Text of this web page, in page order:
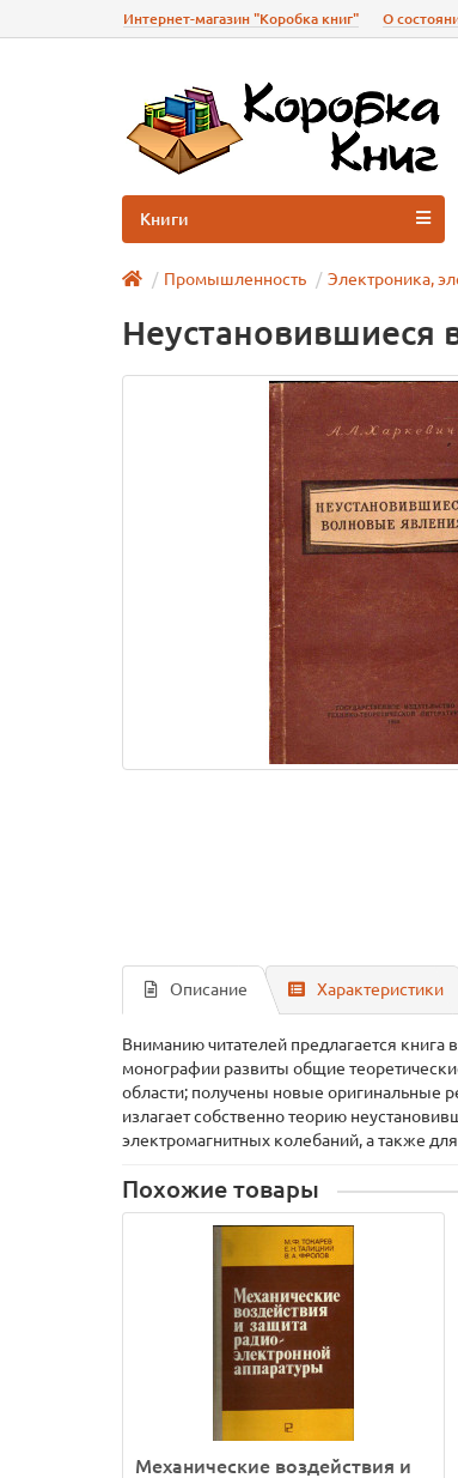
Интернет-магазин "Коробка книг" О
Книги
Промышленность Электроника,
Неустановившиеся
Описание Характеристики
Вниманию читателей предлагается
монографии развиты общие
области; получены новые оригинальные
излагает собственно теорию
электромагнитных колебаний, а также
Похожие товары
Механические воздействия и